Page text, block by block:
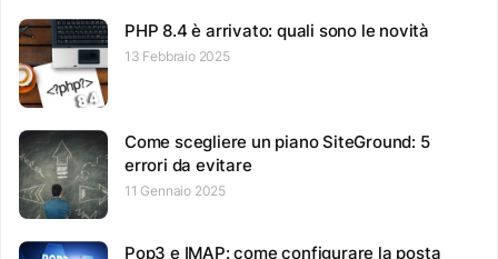
PHP 8.4 è arrivato: quali sono le novità
13 Febbraio 2025
Come scegliere un piano SiteGround: 5
errori da evitare
11 Gennaio 2025
Pop3 e IMAP: come configurare la posta